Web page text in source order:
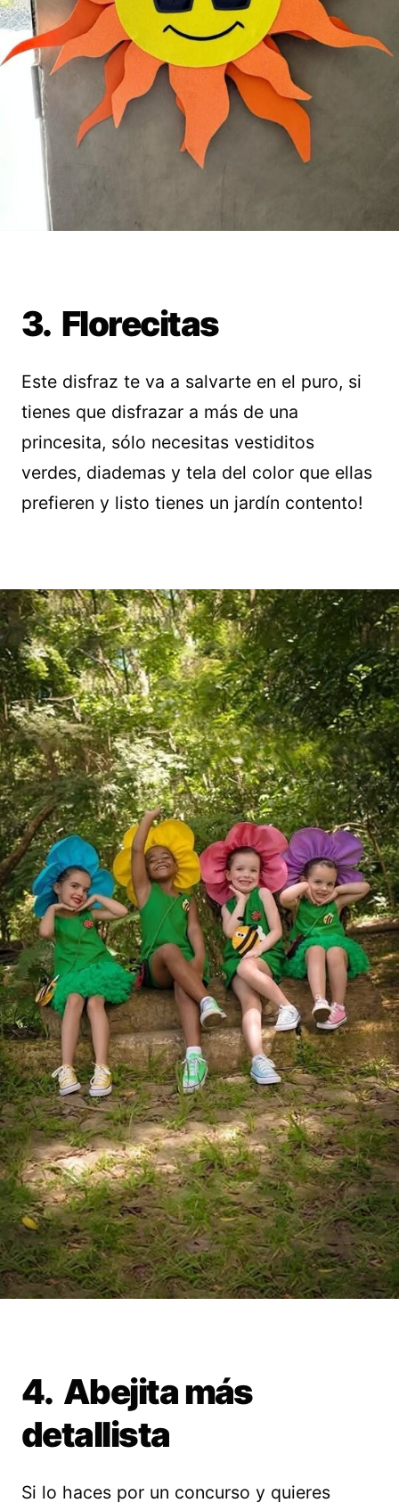
3. Florecitas
Este disfraz te va a salvarte en el puro, si
tienes que disfrazar a más de una
princesita, sólo necesitas vestiditos
verdes, diademas y tela del color que ellas
prefieren y listo tienes un jardín contento!
4. Abejita más
detallista
Si lo haces por un concurso y quieres